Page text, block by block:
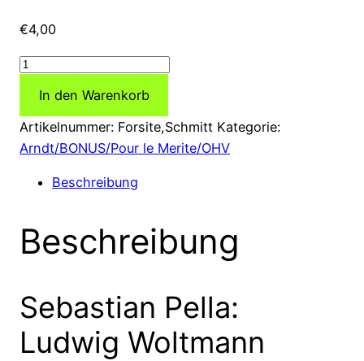
€4,00
Das
rassentheoretische
Denken
in
Woltmanns
POLITISCHE
ANTHROPOLOGIE
In den Warenkorb
Artikelnummer: Forsite,Schmitt Kategorie:
Arndt/BONUS/Pour le Merite/OHV
Beschreibung
Beschreibung
Sebastian Pella:
Ludwig Woltmann